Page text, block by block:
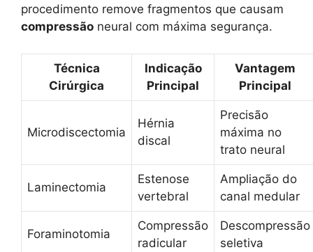
procedimento remove fragmentos que causam
compressão neural com máxima segurança.
Técnica
Cirúrgica
Indicação
Principal
Vantagem
Principal
Microdiscectomia
Hérnia
discal
Precisão
máxima no
trato neural
Laminectomia
Estenose
vertebral
Ampliação do
canal medular
Foraminotomia
Compressão
radicular
Descompressão
seletiva